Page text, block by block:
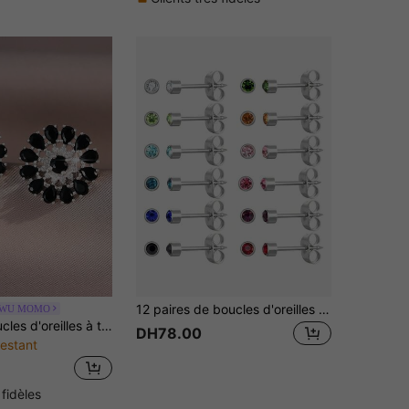
MOMO
1 paire de boucles d'oreilles à tige ronde en cubique de zircone noire à motif de flocons de neige punk pour accessoires de mode pour femmes. Convient pour les fêtes, le port quotidien, toutes les saisons
12 paires de boucles d'oreilles à piqûre, boucles d'oreilles à tige en acier inoxydable multicolore avec pierres de naissance pour pistolets à percer les oreilles
DH78.00